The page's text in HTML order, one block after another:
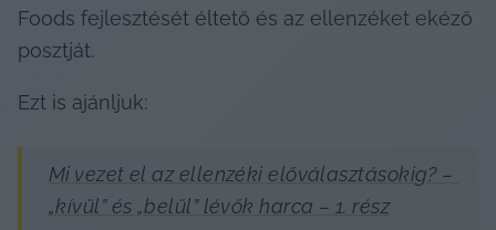
Foods fejlesztését éltető és az ellenzéket ekéző
posztját.
Ezt is ajánljuk:
Mi vezet el az ellenzéki előválasztásokig? –
„kívül” és „belül” lévők harca – 1. rész